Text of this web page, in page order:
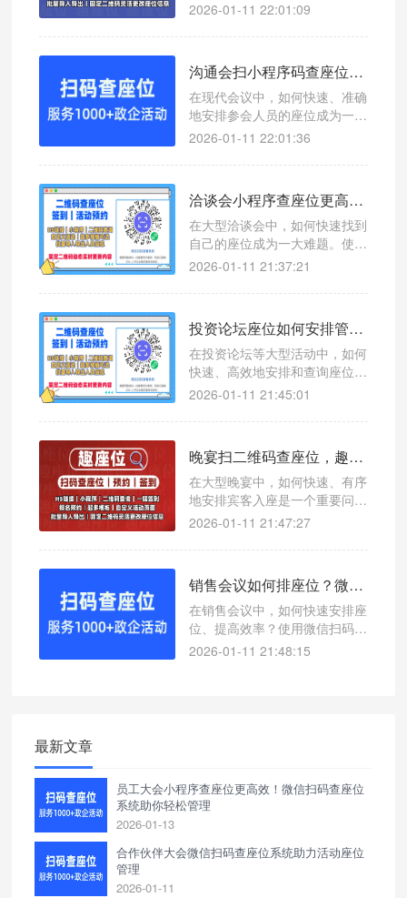
本文介绍一款高效的微信扫码查
松应对座位管理问题。
2026-01-11 22:01:09
沟通会扫小程序码查座位，高效管理让会议更轻松
在现代会议中，如何快速、准确
地安排参会人员的座位成为一项
挑战。使用微信扫码查座位系
效率。
2026-01-11 22:01:36
洽谈会小程序查座位更高效，微信扫码查座位系统助您轻松管理
在大型洽谈会中，如何快速找到
自己的座位成为一大难题。使用
微信扫码查座位系统，让参会者
效率。
2026-01-11 21:37:21
投资论坛座位如何安排管理？微信扫码查座位小程序提升参会体验的神器
在投资论坛等大型活动中，如何
快速、高效地安排和查询座位成
为一大难题。本文介绍一款创新
帮助主办方轻松管理座位信息，
2026-01-11 21:45:01
晚宴扫二维码查座位，趣座位提升用餐体验的高效解决方案
在大型晚宴中，如何快速、有序
地安排宾客入座是一个重要问
题。使用微信扫码查座位系统，
体用餐效率。
2026-01-11 21:47:27
销售会议如何排座位？微信扫码查座位系统让效率翻倍
在销售会议中，如何快速安排座
位、提高效率？使用微信扫码查
座位系统，一键查询座位号，支
2026-01-11 21:48:15
最新文章
员工大会小程序查座位更高效！微信扫码查座位
系统助你轻松管理
2026-01-13
合作伙伴大会微信扫码查座位系统助力活动座位
管理
2026-01-11